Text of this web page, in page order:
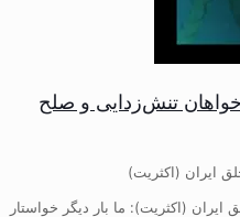
تنش‌زدایی و صلح
ایران (اکثریت)
(اکثریت): ما بار دیگر خواستار